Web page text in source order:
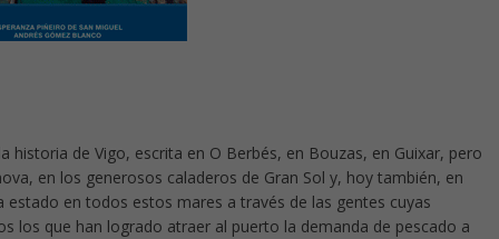
historia de Vigo, escrita en O Berbés, en Bouzas, en Guixar, pero
en los generosos caladeros de Gran Sol y, hoy también, en
en todos estos mares a través de las gentes cuyas
los que han logrado atraer al puerto la demanda de pescado a